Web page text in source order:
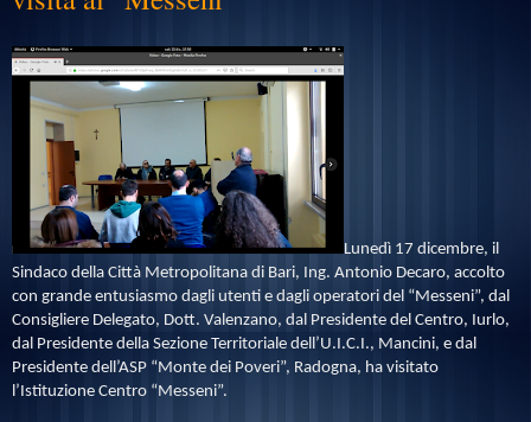
Lunedì 17 dicembre, il
Sindaco della Città Metropolitana di Bari, Ing. Antonio Decaro, accolto
con grande entusiasmo dagli utenti e dagli operatori del “Messeni”, dal
Consigliere Delegato, Dott. Valenzano, dal Presidente del Centro, Iurlo,
dal Presidente della Sezione Territoriale dell’U.I.C.I., Mancini, e dal
Presidente dell’ASP “Monte dei Poveri”, Radogna, ha visitato
l’Istituzione Centro “Messeni”.